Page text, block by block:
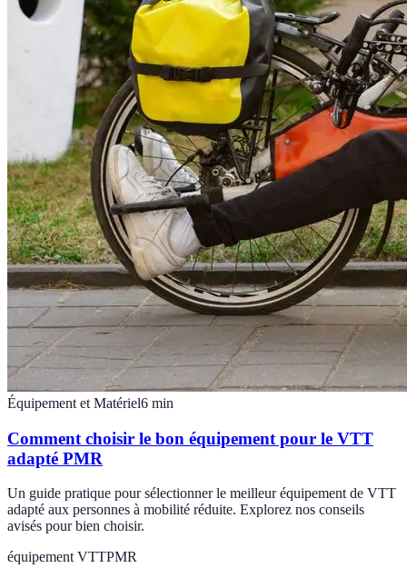
Équipement et Matériel6 min
Comment choisir le bon équipement pour le VTT
adapté PMR
Un guide pratique pour sélectionner le meilleur équipement de VTT
adapté aux personnes à mobilité réduite. Explorez nos conseils
avisés pour bien choisir.
équipement VTTPMR